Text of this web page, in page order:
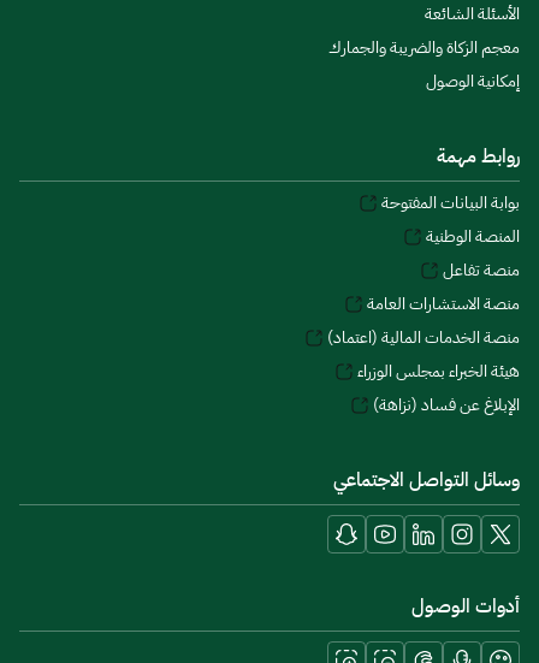
الأسئلة الشائعة
معجم الزكاة والضريبة والجمارك
إمكانية الوصول
روابط مهمة
بوابة البيانات المفتوحة
المنصة الوطنية
منصة تفاعل
منصة الاستشارات العامة
منصة الخدمات المالية (اعتماد)
هيئة الخبراء بمجلس الوزراء
الإبلاغ عن فساد (نزاهة)
وسائل التواصل الاجتماعي
أدوات الوصول